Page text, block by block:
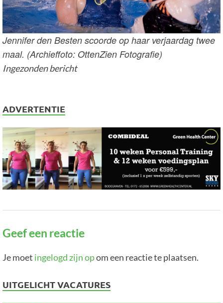
Jennifer den Besten scoorde op haar verjaardag twee
maal. (Archieffoto: OttenZien Fotografie)
Ingezonden bericht
ADVERTENTIE
Geef een reactie
Je moet ingelogd zijn opom een reactie te plaatsen.
UITGELICHT VACATURES